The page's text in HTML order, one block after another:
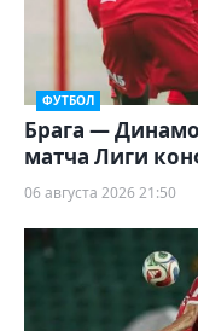
ФУТБОЛ
Брага —
матча Лиги
06 августа 2026 21:50